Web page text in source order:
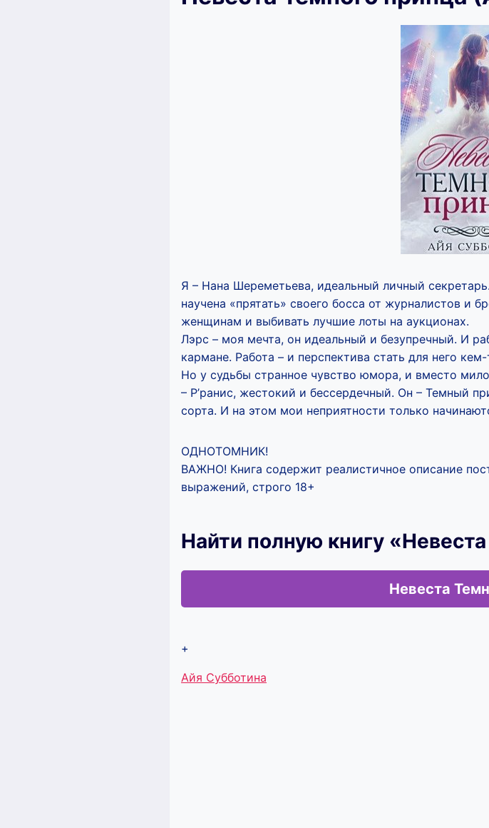
Я – Нана Шереметьева, идеальный личный
научена «прятать» своего босса от журналистов и
женщинам и выбивать лучшие лоты на аукционах.
Лэрс – моя мечта, он идеальный и безупречный. И
кармане. Работа – и перспектива стать для него
Но у судьбы странное чувство юмора, и вместо
– Р’ранис, жестокий и бессердечный. Он – Темный
сорта. И на этом мои неприятности только
ОДНОТОМНИК!
ВАЖНО! Книга содержит реалистичное описание
выражений, строго 18+
Найти полную книгу
Невеста
+
Метки
Айя Субботина